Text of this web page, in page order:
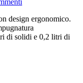
design ergonomico.
di solidi e 0,2 litri di